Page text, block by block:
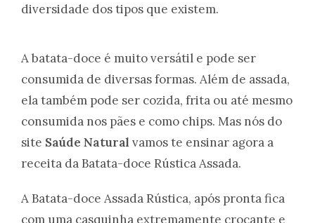
diversidade dos tipos que existem.
A batata-doce é muito versátil e pode ser
consumida de diversas formas. Além de assada,
ela também pode ser cozida, frita ou até mesmo
consumida nos pães e como chips. Mas nós do
site Saúde Natural vamos te ensinar agora a
receita da Batata-doce Rústica Assada.
A Batata-doce Assada Rústica, após pronta fica
com uma casquinha extremamente crocante e